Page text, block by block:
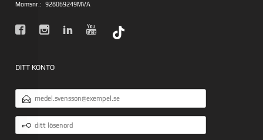
Momsnr.: 928069249MVA
DITT KONTO
POSTADRESS
DITT
LÖSENORD